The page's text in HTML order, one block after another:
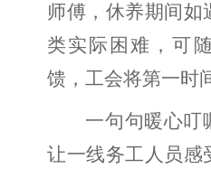
师傅，休养期间如
类实际困难，可
馈，工会将第一时
一句句暖心叮
让一线务工人员感